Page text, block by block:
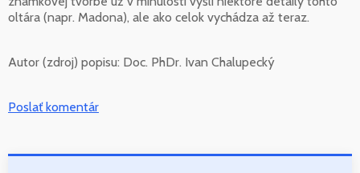
oltára (napr. Madona), ale ako celok vychádza až teraz.
Autor (zdroj) popisu: Doc. PhDr. Ivan Chalupecký
Poslať komentár